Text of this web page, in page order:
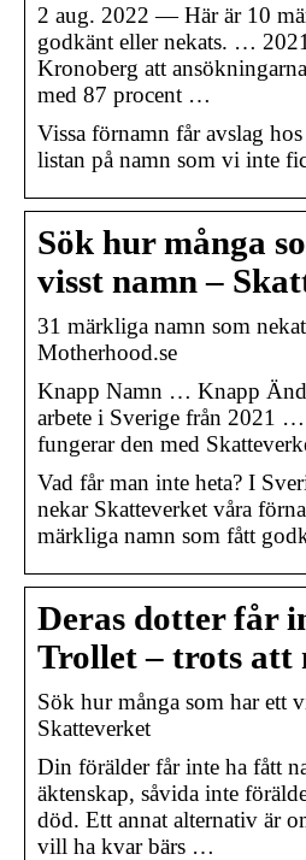
2 aug. 2022 — Här är 10
godkänt eller nekats. …
Kronoberg att
med 87 procent …
Vissa förnamn får avslag
listan på namn som vi inte
Sök hur många
visst namn –
31 märkliga namn som
Motherhood.se
Knapp Namn … Knapp
arbete i Sverige från 2021
fungerar den med
Vad får man inte heta? I
nekar Skatteverket våra
märkliga namn som fått
Deras dotter får
Trollet – trots att
Sök hur många som har ett
Skatteverket
Din förälder får inte ha fått
äktenskap, såvida inte
död. Ett annat alternativ är
vill ha kvar bärs …